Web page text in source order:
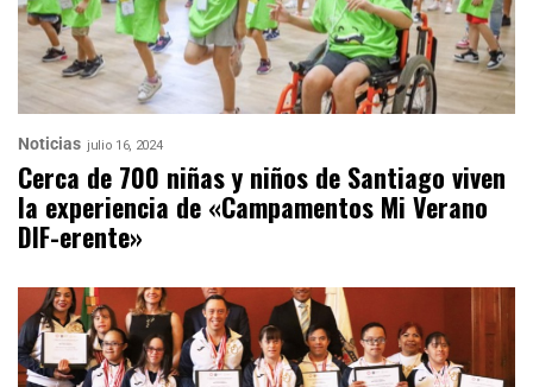
Noticias julio 16, 2024
Cerca de 700 niñas y niños de Santiago viven
la experiencia de «Campamentos Mi Verano
DIF-erente»